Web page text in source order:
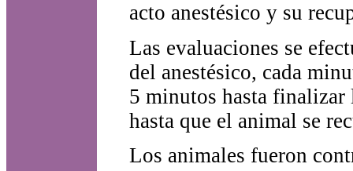
acto anestésico y su
Las evaluaciones se
del anestésico, cada
5 minutos hasta
hasta que el animal se
Los animales fueron